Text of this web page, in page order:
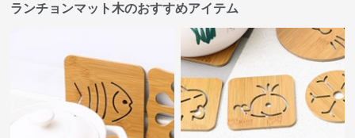
ランチョンマット木のおすすめアイテム